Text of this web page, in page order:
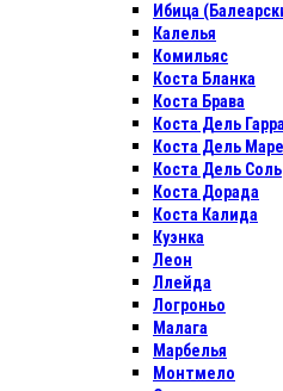
Ибица
Калелья
Комильяс
Коста Бланка
Коста Брава
Коста Дель
Коста Дель
Коста Дель Соль
Коста Дорада
Коста Калида
Куэнка
Леон
Ллейда
Логроньо
Малага
Марбелья
Монтмело